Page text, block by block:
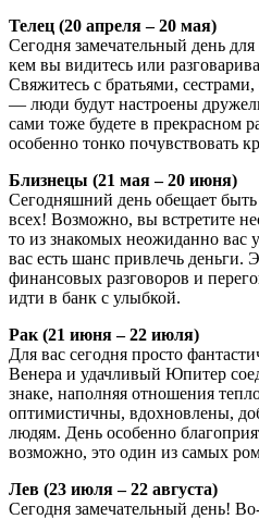
Телец (20 апреля – 20 мая)
Сегодня замечательный день
кем вы видитесь или
Свяжитесь с братьями,
— люди будут настроены
сами тоже будете в прекрасном
особенно тонко почувствовать
Близнецы (21 мая – 20 июня)
Сегодняшний день обещает
всех! Возможно, вы встретите
то из знакомых неожиданно вас
вас есть шанс привлечь деньги.
финансовых разговоров и
идти в банк с улыбкой.
Рак (21 июня – 22 июля)
Для вас сегодня просто
Венера и удачливый Юпитер
знаке, наполняя отношения
оптимистичны, вдохновлены,
людям. День особенно
возможно, это один из самых
Лев (23 июля – 22 августа)
Сегодня замечательный день!